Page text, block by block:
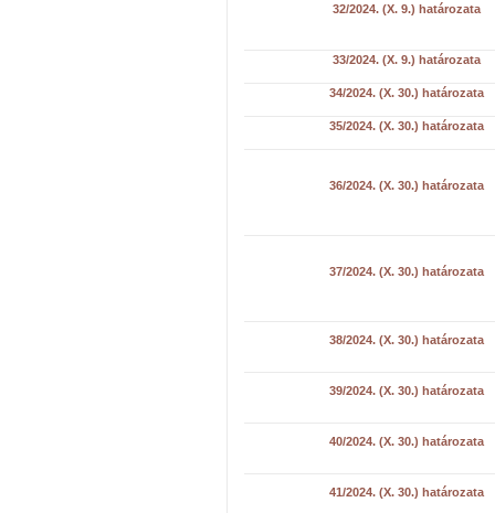
32/2024. (X. 9.) határozata
33/2024. (X. 9.) határozata
34/2024. (X. 30.) határozata
35/2024. (X. 30.) határozata
36/2024. (X. 30.) határozata
37/2024. (X. 30.) határozata
38/2024. (X. 30.) határozata
39/2024. (X. 30.) határozata
40/2024. (X. 30.) határozata
41/2024. (X. 30.) határozata